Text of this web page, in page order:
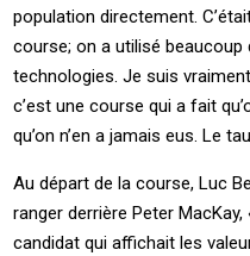
population directement.
course; on a utilisé beaucoup
technologies. Je suis
c’est une course qui a fait
qu’on n’en a jamais eus. Le
Au départ de la course, Luc
ranger derrière Peter
candidat qui affichait les